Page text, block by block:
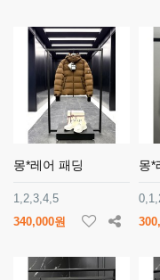
몽*레어 패딩
1,2,3,4,5
340,000원
몽*